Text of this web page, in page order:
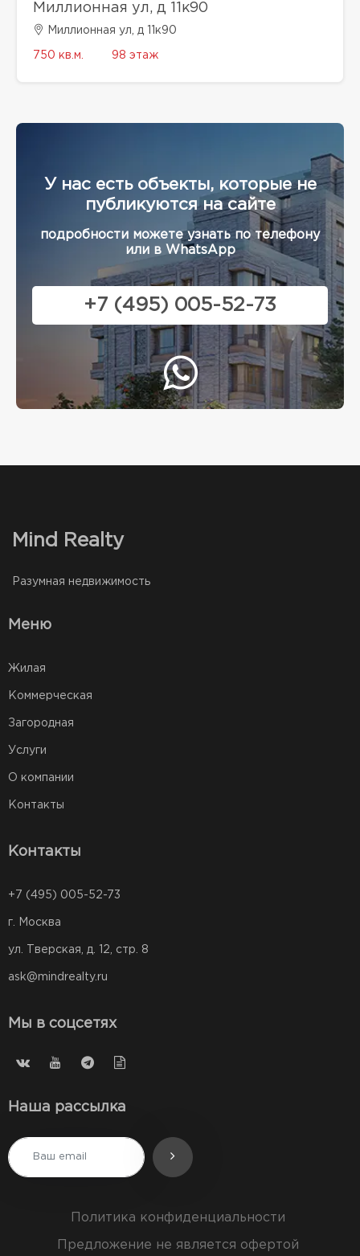
Миллионная ул, д 11к90
Миллионная ул, д 11к90
750 кв.м. 98 этаж
У нас есть объекты, которые не
публикуются на сайте
подробности можете узнать по телефону
или в WhatsApp
+7 (495) 005-52-73
Mind Realty
Разумная недвижимость
Меню
Жилая
Коммерческая
Загородная
Услуги
О компании
Контакты
Контакты
+7 (495) 005-52-73
г. Москва
ул. Тверская, д. 12, стр. 8
ask@mindrealty.ru
Мы в соцсетях
Наша рассылка
Политика конфиденциальности
Предложение не является офертой